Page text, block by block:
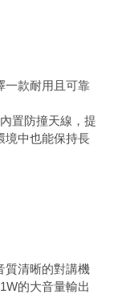
一款耐用且可靠
置防撞天線，提
境中也能保持長
質清晰的對講機
的大音量輸出